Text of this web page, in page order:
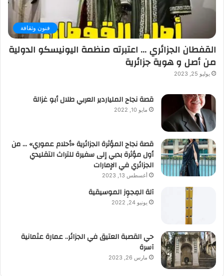
فنون وثقافة
القفطان الجزائري … اعتبرته منظمة اليونيسكو الدولية
من أصل و هوية جزائرية
يوليو 25, 2023
قصة نجاح الملياردير العربي طلال أبو غزالة
مايو 10, 2022
قصة نجاح المؤثرة الجزائرية «أحلام عموري» … من
أول مؤثرة بدبي إلى سفيرة للتراث التقليدي
الجزائري في الإمارات
أغسطس 13, 2023
آلة المِجوِز الموسيقية‎‎
يونيو 24, 2022
حي القصبة العتيق في الجزائر.. عمارة عثمانية
آسرة
مارس 26, 2023